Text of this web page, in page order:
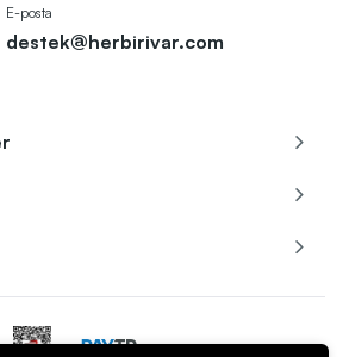
E-posta
destek@herbirivar.com